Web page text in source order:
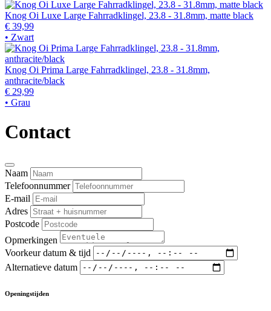
Knog Oi Luxe Large Fahrradklingel, 23.8 - 31.8mm, matte black
€ 39,99
• Zwart
Knog Oi Prima Large Fahrradklingel, 23.8 - 31.8mm,
anthracite/black
€ 29,99
• Grau
Contact
Naam
Telefoonnummer
E-mail
Adres
Postcode
Opmerkingen
Voorkeur datum & tijd
Alternatieve datum
Openingstijden